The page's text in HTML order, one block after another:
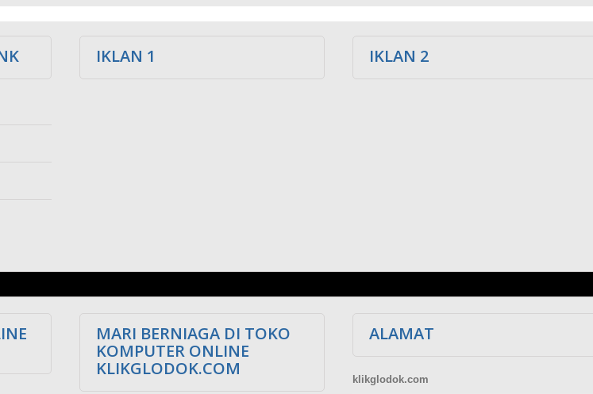
IKLAN 1 IKLAN 2
MARI BERNIAGA DI TOKO
KOMPUTER ONLINE
KLIKGLODOK.COM
ALAMAT
klikglodok.com